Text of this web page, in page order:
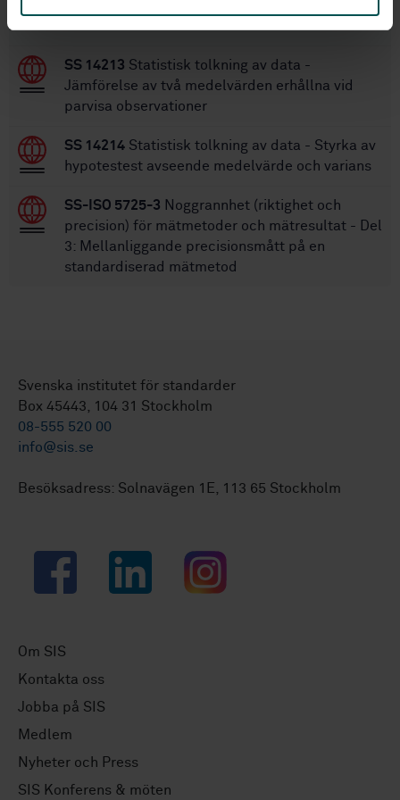
SS 14213 Statistisk tolkning av data -
Jämförelse av två medelvärden erhållna vid
parvisa observationer
SS 14214 Statistisk tolkning av data - Styrka av
hypotestest avseende medelvärde och varians
SS-ISO 5725-3 Noggrannhet (riktighet och
precision) för mätmetoder och mätresultat - Del
3: Mellanliggande precisionsmått på en
standardiserad mätmetod
Svenska institutet för standarder
Box 45443, 104 31 Stockholm
08-555 520 00
info@sis.se
Besöksadress: Solnavägen 1E, 113 65 Stockholm
Facebook LinkedIn Instagram
Om SIS
Kontakta oss
Jobba på SIS
Medlem
Nyheter och Press
SIS Konferens & möten